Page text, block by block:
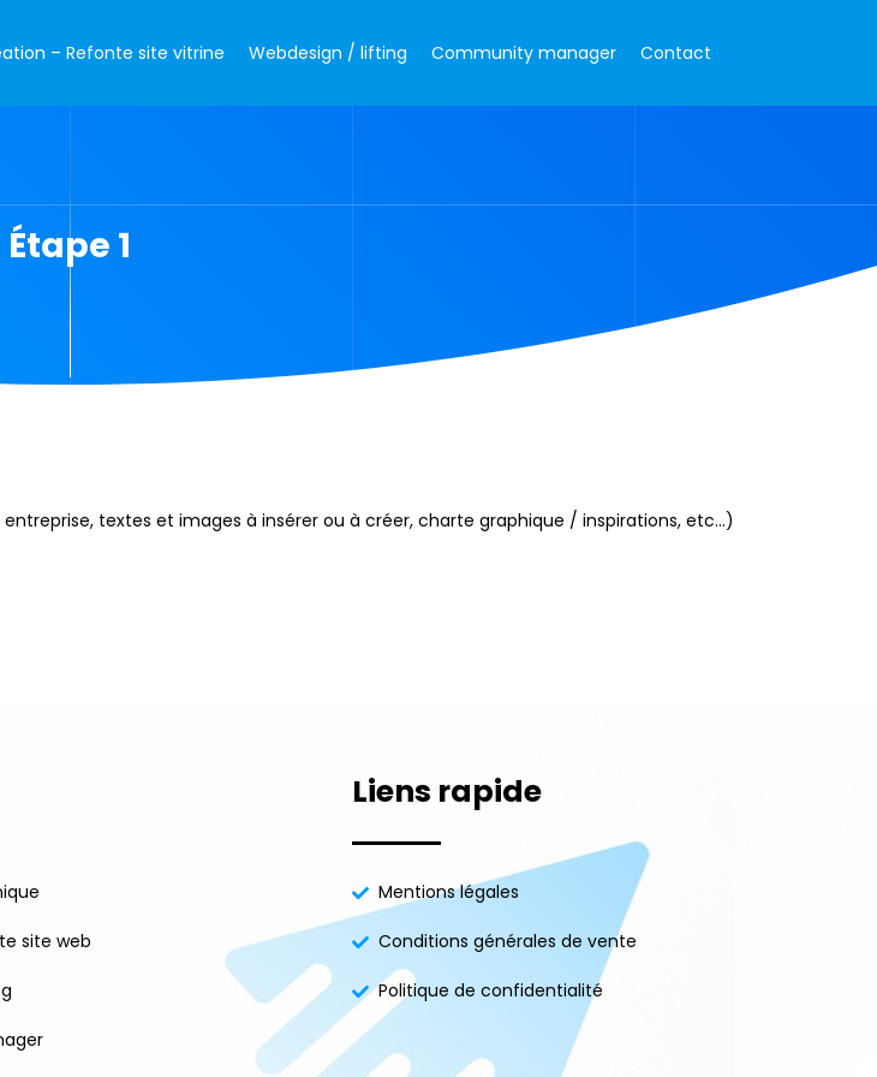
– Refonte site vitrine Webdesign / lifting Community manager Contact
Étape 1
textes et images à insérer ou à créer, charte graphique / inspirations, etc…)
site web
Liens rapide
Mentions légales
Conditions générales de vente
Politique de confidentialité